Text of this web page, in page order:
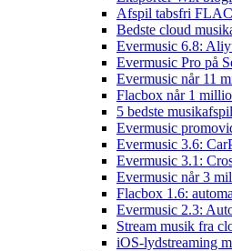
Afspil tabsfri
Bedste cloud
Evermusic 6.8:
Evermusic Pro på
Evermusic når 11
Flacbox når 1
5 bedste
Evermusic
Evermusic 3.6:
Evermusic 3.1:
Evermusic når 3
Flacbox 1.6:
Evermusic 2.3:
Stream musik fra
iOS-lydstreaming